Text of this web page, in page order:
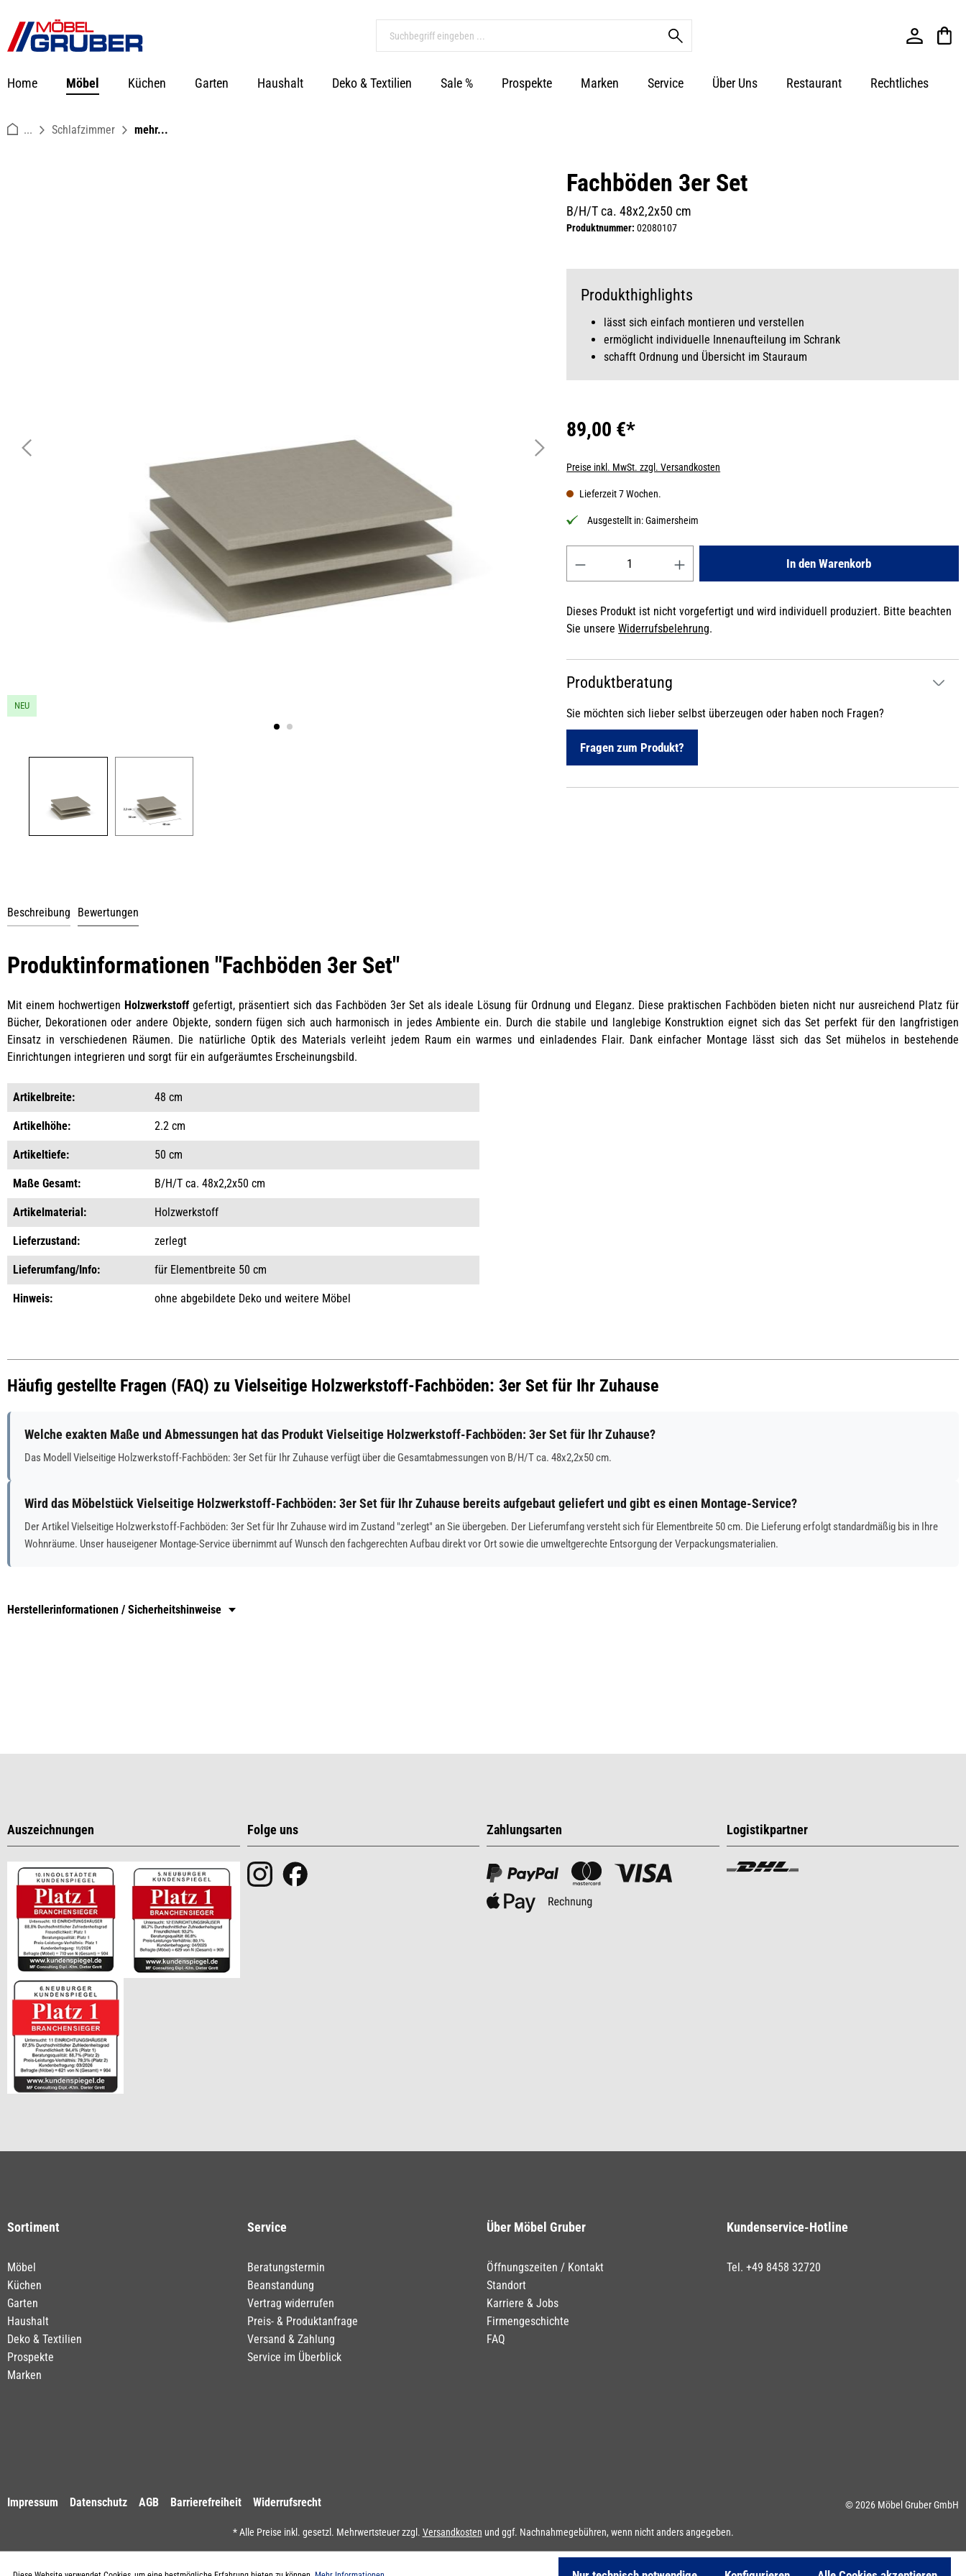
Zur Hauptnavigation springen
Home Möbel Küchen Garten Haushalt Deko & Textilien Sale % Prospekte Marken Service Über Uns Restaurant Rechtliches
... Schlafzimmer mehr...
NEU
Fachböden 3er Set
B/H/T ca. 48x2,2x50 cm
Produktnummer:02080107
Produkthighlights
lässt sich einfach montieren und verstellen
ermöglicht individuelle Innenaufteilung im Schrank
schafft Ordnung und Übersicht im Stauraum
89,00 €*
Preise inkl. MwSt. zzgl. Versandkosten
Lieferzeit 7 Wochen.
Ausgestellt in:Gaimersheim
In den Warenkorb
Dieses Produkt ist nicht vorgefertigt und wird individuell produziert. Bitte beachten
Sie unsereWiderrufsbelehrung.
Produktberatung
Sie möchten sich lieber selbst überzeugen oder haben noch Fragen?
Fragen zum Produkt?
Beschreibung Bewertungen
Produktinformationen "Fachböden 3er Set"
Mit einem hochwertigen Holzwerkstoff gefertigt, präsentiert sich das Fachböden 3er Set als ideale Lösung für Ordnung und Eleganz. Diese praktischen Fachböden bieten nicht nur ausreichend Platz für
Bücher, Dekorationen oder andere Objekte, sondern fügen sich auch harmonisch in jedes Ambiente ein. Durch die stabile und langlebige Konstruktion eignet sich das Set perfekt für den langfristigen
Einsatz in verschiedenen Räumen. Die natürliche Optik des Materials verleiht jedem Raum ein warmes und einladendes Flair. Dank einfacher Montage lässt sich das Set mühelos in bestehende
Einrichtungen integrieren und sorgt für ein aufgeräumtes Erscheinungsbild.
Artikelbreite: 48 cm
Artikelhöhe: 2.2 cm
Artikeltiefe: 50 cm
Maße Gesamt: B/H/T ca. 48x2,2x50 cm
Artikelmaterial: Holzwerkstoff
Lieferzustand: zerlegt
Lieferumfang/Info: für Elementbreite 50 cm
Hinweis: ohne abgebildete Deko und weitere Möbel
Häufig gestellte Fragen (FAQ) zu Vielseitige Holzwerkstoff-Fachböden: 3er Set für Ihr Zuhause
Welche exakten Maße und Abmessungen hat das Produkt Vielseitige Holzwerkstoff-Fachböden: 3er Set für Ihr Zuhause?
Das Modell Vielseitige Holzwerkstoff-Fachböden: 3er Set für Ihr Zuhause verfügt über die Gesamtabmessungen von B/H/T ca. 48x2,2x50 cm.
Wird das Möbelstück Vielseitige Holzwerkstoff-Fachböden: 3er Set für Ihr Zuhause bereits aufgebaut geliefert und gibt es einen Montage-Service?
Der Artikel Vielseitige Holzwerkstoff-Fachböden: 3er Set für Ihr Zuhause wird im Zustand "zerlegt" an Sie übergeben. Der Lieferumfang versteht sich für Elementbreite 50 cm. Die Lieferung erfolgt standardmäßig bis in Ihre
Wohnräume. Unser hauseigener Montage-Service übernimmt auf Wunsch den fachgerechten Aufbau direkt vor Ort sowie die umweltgerechte Entsorgung der Verpackungsmaterialien.
Herstellerinformationen / Sicherheitshinweise
Auszeichnungen Folge uns Zahlungsarten Logistikpartner
Sortiment
Möbel
Küchen
Garten
Haushalt
Deko & Textilien
Prospekte
Marken
Service
Beratungstermin
Beanstandung
Vertrag widerrufen
Preis- & Produktanfrage
Versand & Zahlung
Service im Überblick
Über Möbel Gruber
Öffnungszeiten / Kontakt
Standort
Karriere & Jobs
Firmengeschichte
FAQ
Kundenservice-Hotline
Tel. +49 8458 32720
Impressum Datenschutz AGB Barrierefreiheit Widerrufsrecht © 2026 Möbel Gruber GmbH
* Alle Preise inkl. gesetzl. Mehrwertsteuer zzgl. Versandkosten und ggf. Nachnahmegebühren, wenn nicht anders angegeben.